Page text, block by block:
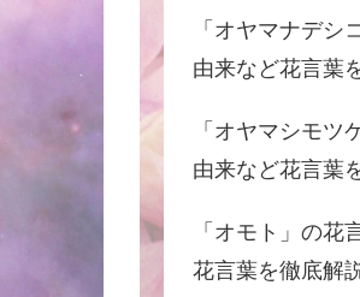
「オヤマナデシ
由来など花言葉
「オヤマシモツ
由来など花言葉
「オモト」の花
花言葉を徹底解